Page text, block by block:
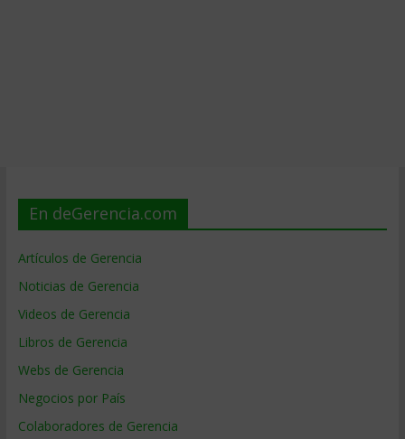
En deGerencia.com
Artículos de Gerencia
Noticias de Gerencia
Videos de Gerencia
Libros de Gerencia
Webs de Gerencia
Negocios por País
Colaboradores de Gerencia